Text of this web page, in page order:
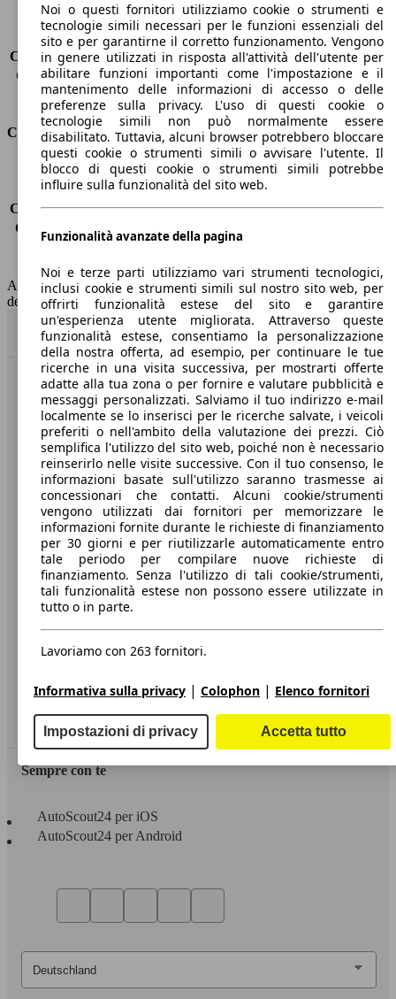
Sedili
5
Carico sul tetto
-
Capacità di traino (senza freni) -
Capacità di traino (con freni)
-
Volume del bagagliaio
530 l
Consumi
Emissioni di CO2*
198 g/km (komb.)
Consumo (urbano)
9.1 l/100km
Consumo (extra-urbano) 6.6 l/100km
Consumo (combinato)*
7.5 l/100km
Capacità del serbatoio
70 l
AutoScout24 non si assume alcuna responsabilità per la correttezza
dei dati.
Torna su
Benvenuti su AutoScout24, il mercato auto europeo.
Società
A proposito di AutoScout24
Stampa
Media
Condizioni generali
Informazioni
Privacy
Dichiarazione di Accessibilità
Servizi
Area rivenditori
Sempre con te
AutoScout24 per iOS
AutoScout24 per Android
Noi o questi fornitori utilizziamo cookie o strumenti e
tecnologie simili necessari per le funzioni essenziali del
sito e per garantirne il corretto funzionamento. Vengono
in genere utilizzati in risposta all'attività dell'utente per
abilitare funzioni importanti come l'impostazione e il
mantenimento delle informazioni di accesso o delle
preferenze sulla privacy. L'uso di questi cookie o
tecnologie simili non può normalmente essere
disabilitato. Tuttavia, alcuni browser potrebbero bloccare
questi cookie o strumenti simili o avvisare l'utente. Il
blocco di questi cookie o strumenti simili potrebbe
influire sulla funzionalità del sito web.
Funzionalità avanzate della pagina
Noi e terze parti utilizziamo vari strumenti tecnologici,
inclusi cookie e strumenti simili sul nostro sito web, per
offrirti funzionalità estese del sito e garantire
un'esperienza utente migliorata. Attraverso queste
funzionalità estese, consentiamo la personalizzazione
della nostra offerta, ad esempio, per continuare le tue
ricerche in una visita successiva, per mostrarti offerte
adatte alla tua zona o per fornire e valutare pubblicità e
messaggi personalizzati. Salviamo il tuo indirizzo e-mail
localmente se lo inserisci per le ricerche salvate, i veicoli
preferiti o nell'ambito della valutazione dei prezzi. Ciò
semplifica l'utilizzo del sito web, poiché non è necessario
reinserirlo nelle visite successive. Con il tuo consenso, le
informazioni basate sull'utilizzo saranno trasmesse ai
concessionari che contatti. Alcuni cookie/strumenti
vengono utilizzati dai fornitori per memorizzare le
informazioni fornite durante le richieste di finanziamento
per 30 giorni e per riutilizzarle automaticamente entro
tale periodo per compilare nuove richieste di
finanziamento. Senza l'utilizzo di tali cookie/strumenti,
tali funzionalità estese non possono essere utilizzate in
tutto o in parte.
Lavoriamo con 263 fornitori.
Informativa sulla privacy | Colophon | Elenco fornitori
Impostazioni di privacy Accetta tutto